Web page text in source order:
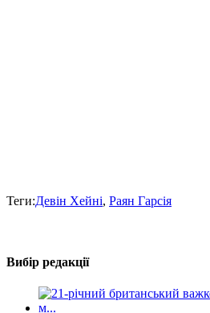
Теги:Девін Хейні, Раян Гарсія
Вибір редакції